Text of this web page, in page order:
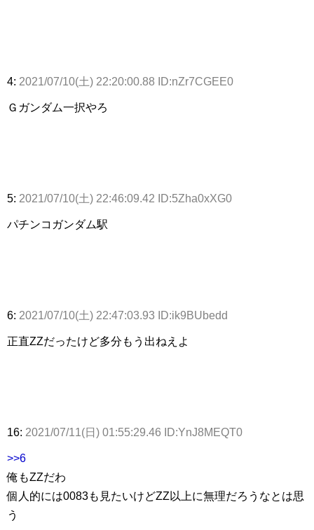
4: 2021/07/10(土) 22:20:00.88 ID:nZr7CGEE0
Ｇガンダム一択やろ
5: 2021/07/10(土) 22:46:09.42 ID:5Zha0xXG0
パチンコガンダム駅
6: 2021/07/10(土) 22:47:03.93 ID:ik9BUbedd
正直ZZだったけど多分もう出ねえよ
16: 2021/07/11(日) 01:55:29.46 ID:YnJ8MEQT0
>>6
俺もZZだわ
個人的には0083も見たいけどZZ以上に無理だろうなとは思
う